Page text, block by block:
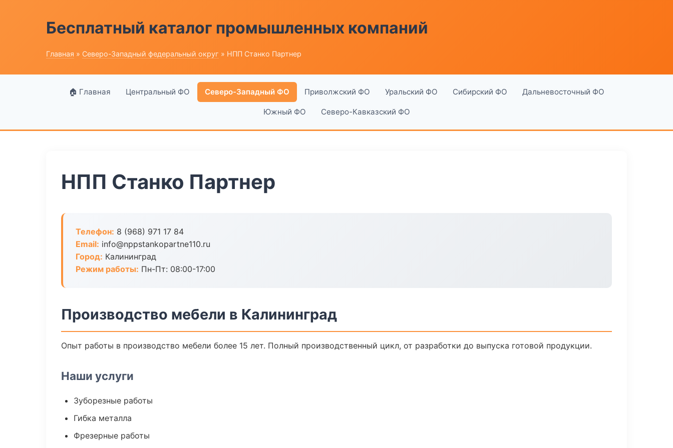
Бесплатный каталог промышленных компаний
Главная » Северо-Западный федеральный округ » НПП Станко Партнер
🏠 Главная Центральный ФО Северо-Западный ФО Приволжский ФО Уральский ФО Сибирский ФО Дальневосточный ФО
Южный ФО Северо-Кавказский ФО
НПП Станко Партнер
Телефон: 8 (968) 971 17 84
Email: info@nppstankopartne110.ru
Город: Калининград
Режим работы: Пн-Пт: 08:00-17:00
Производство мебели в Калининград
Опыт работы в производство мебели более 15 лет. Полный производственный цикл, от разработки до выпуска готовой продукции.
Наши услуги
Зуборезные работы
Гибка металла
Фрезерные работы